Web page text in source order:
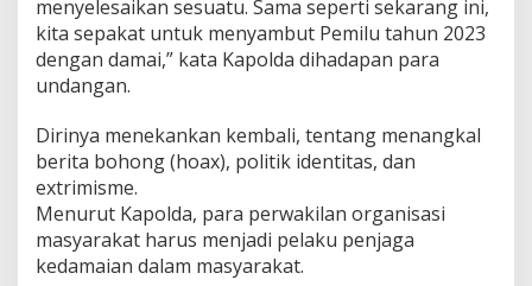
u
2
0
e
n
a
n
D
a
menyelesaikan sesuatu. Sama seperti sekarang ini,
kita sepakat untuk menyambut Pemilu tahun 2023
dengan damai,” kata Kapolda dihadapan para
undangan.
Dirinya menekankan kembali, tentang menangkal
berita bohong (hoax), politik identitas, dan
extrimisme.
Menurut Kapolda, para perwakilan organisasi
masyarakat harus menjadi pelaku penjaga
kedamaian dalam masyarakat.